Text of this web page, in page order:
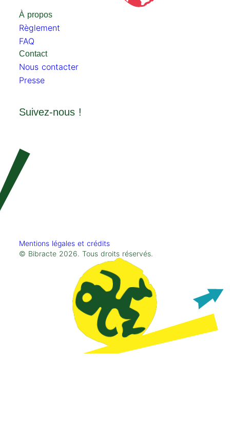
À propos
Règlement
FAQ
Contact
Nous contacter
Presse
Suivez-nous !
Mentions légales et crédits
© Bibracte 2026. Tous droits réservés.